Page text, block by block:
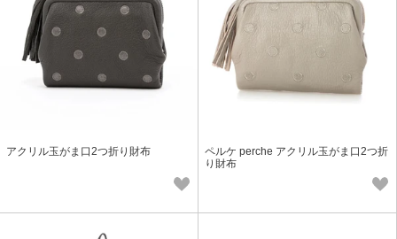
アクリル玉がま口2つ折り財布
ペルケ perche アクリル玉がま口2つ折
り財布